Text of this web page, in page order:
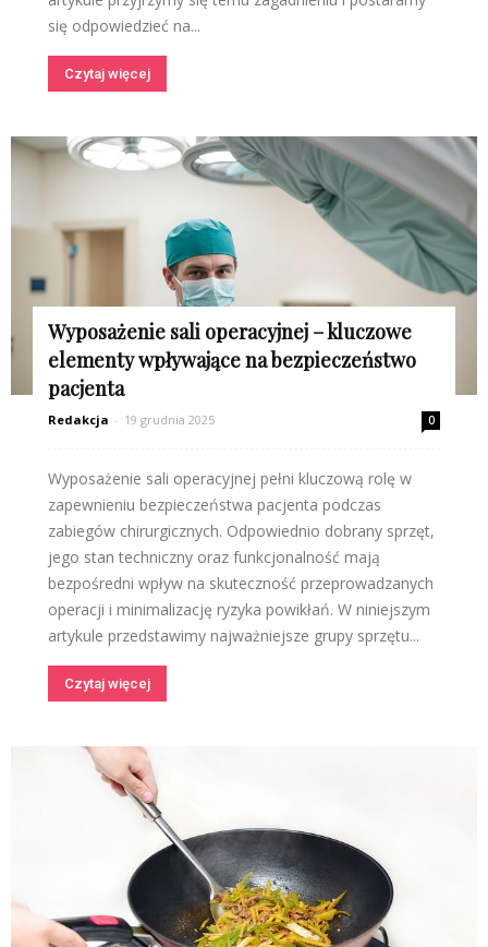
się odpowiedzieć na...
Czytaj więcej
Wyposażenie sali operacyjnej – kluczowe
elementy wpływające na bezpieczeństwo
pacjenta
Redakcja - 19 grudnia 2025 0
Wyposażenie sali operacyjnej pełni kluczową rolę w
zapewnieniu bezpieczeństwa pacjenta podczas
zabiegów chirurgicznych. Odpowiednio dobrany sprzęt,
jego stan techniczny oraz funkcjonalność mają
bezpośredni wpływ na skuteczność przeprowadzanych
operacji i minimalizację ryzyka powikłań. W niniejszym
artykule przedstawimy najważniejsze grupy sprzętu...
Czytaj więcej